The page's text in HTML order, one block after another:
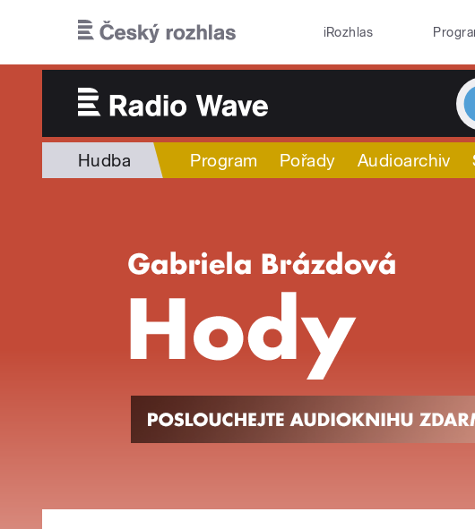
iRozhlas
Hudba Program Pořady Audioarchiv